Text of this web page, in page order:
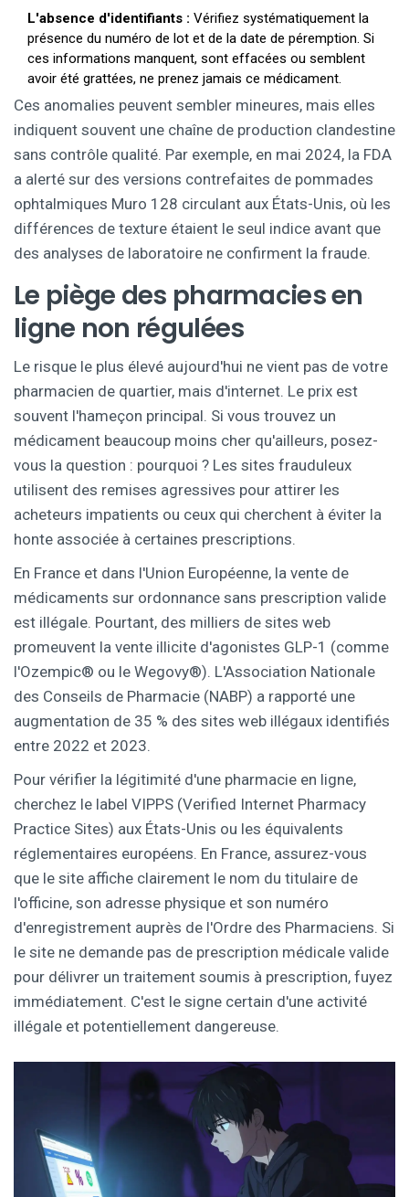
L'absence d'identifiants : Vérifiez systématiquement la
présence du numéro de lot et de la date de péremption. Si
ces informations manquent, sont effacées ou semblent
avoir été grattées, ne prenez jamais ce médicament.
Ces anomalies peuvent sembler mineures, mais elles
indiquent souvent une chaîne de production clandestine
sans contrôle qualité. Par exemple, en mai 2024, la FDA
a alerté sur des versions contrefaites de pommades
ophtalmiques Muro 128 circulant aux États-Unis, où les
différences de texture étaient le seul indice avant que
des analyses de laboratoire ne confirment la fraude.
Le piège des pharmacies en
ligne non régulées
Le risque le plus élevé aujourd'hui ne vient pas de votre
pharmacien de quartier, mais d'internet. Le prix est
souvent l'hameçon principal. Si vous trouvez un
médicament beaucoup moins cher qu'ailleurs, posez-
vous la question : pourquoi ? Les sites frauduleux
utilisent des remises agressives pour attirer les
acheteurs impatients ou ceux qui cherchent à éviter la
honte associée à certaines prescriptions.
En France et dans l'Union Européenne, la vente de
médicaments sur ordonnance sans prescription valide
est illégale. Pourtant, des milliers de sites web
promeuvent la vente illicite d'agonistes GLP-1 (comme
l'Ozempic® ou le Wegovy®). L'Association Nationale
des Conseils de Pharmacie (NABP) a rapporté une
augmentation de 35 % des sites web illégaux identifiés
entre 2022 et 2023.
Pour vérifier la légitimité d'une pharmacie en ligne,
cherchez le label VIPPS (Verified Internet Pharmacy
Practice Sites) aux États-Unis ou les équivalents
réglementaires européens. En France, assurez-vous
que le site affiche clairement le nom du titulaire de
l'officine, son adresse physique et son numéro
d'enregistrement auprès de l'Ordre des Pharmaciens. Si
le site ne demande pas de prescription médicale valide
pour délivrer un traitement soumis à prescription, fuyez
immédiatement. C'est le signe certain d'une activité
illégale et potentiellement dangereuse.